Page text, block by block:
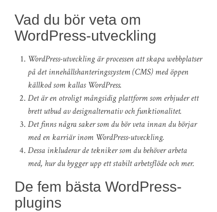
Vad du bör veta om
WordPress-utveckling
WordPress-utveckling är processen att skapa webbplatser
på det innehållshanteringssystem (CMS) med öppen
källkod som kallas WordPress.
Det är en otroligt mångsidig plattform som erbjuder ett
brett utbud av designalternativ och funktionalitet.
Det finns några saker som du bör veta innan du börjar
med en karriär inom WordPress-utveckling.
Dessa inkluderar de tekniker som du behöver arbeta
med, hur du bygger upp ett stabilt arbetsflöde och mer.
De fem bästa WordPress-
plugins